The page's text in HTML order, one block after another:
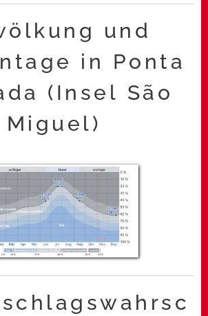
und
in Ponta
(Insel São
Miguel)